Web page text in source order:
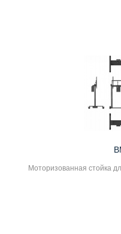
Моторизованная стойка